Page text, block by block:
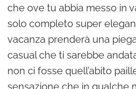
che ove tu abbia messo in
solo completo super
vacanza prenderà una
casual che ti sarebbe
non ci fosse quell’abito